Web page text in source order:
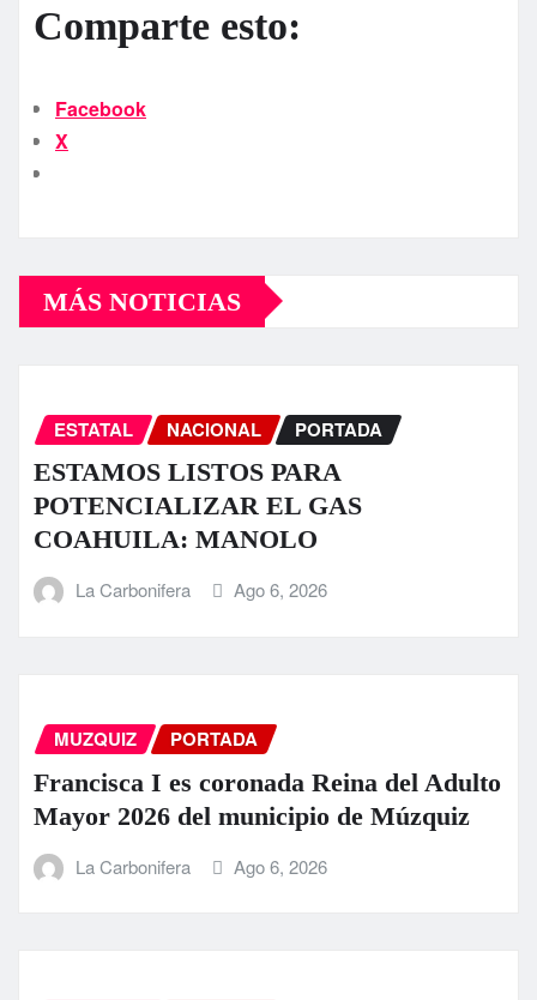
Comparte esto:
Facebook
X
MÁS NOTICIAS
ESTATAL NACIONAL PORTADA
ESTAMOS LISTOS PARA
POTENCIALIZAR EL GAS
COAHUILA: MANOLO
La Carbonifera Ago 6, 2026
MUZQUIZ PORTADA
Francisca I es coronada Reina del Adulto
Mayor 2026 del municipio de Múzquiz
La Carbonifera Ago 6, 2026